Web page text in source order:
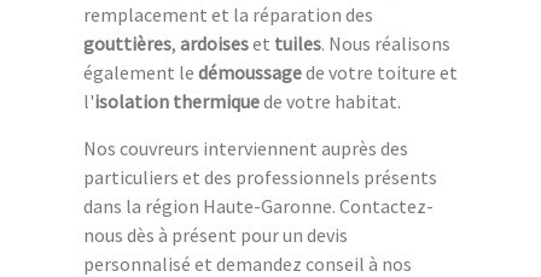
remplacement et la réparation des
gouttières, ardoiseset tuiles. Nous réalisons
également le démoussagede votre toiture et
l'isolation thermiquede votre habitat.
Nos couvreurs interviennent auprès des
particuliers et des professionnels présents
dans la région Haute-Garonne. Contactez-
nous dès à présent pour un devis
personnalisé et demandez conseil à nos